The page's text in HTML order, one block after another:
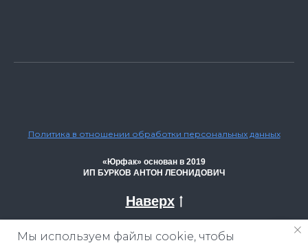
Мы используем файлы cookie, чтобы
Политика в отношении обработки персональных данных
«Юрфак» основан в 2019
ИП БУРКОВ АНТОН ЛЕОНИДОВИЧ
Наверх